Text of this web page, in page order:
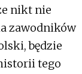
nikt nie
zawodników
będzie
tego